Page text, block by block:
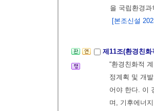
을 국립환경
[본조신설
제11조(환경친
“환경친화적
정계획 및 개
어야 한다. 이
며, 기후에너